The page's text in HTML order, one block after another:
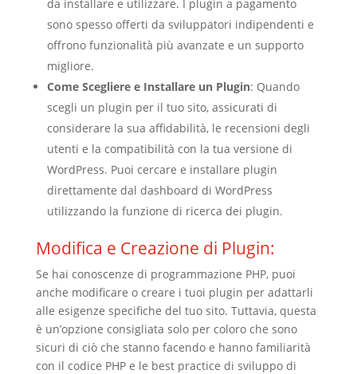
da installare e utilizzare. I plugin a pagamento
sono spesso offerti da sviluppatori indipendenti e
offrono funzionalità più avanzate e un supporto
migliore.
Come Scegliere e Installare un Plugin: Quando
scegli un plugin per il tuo sito, assicurati di
considerare la sua affidabilità, le recensioni degli
utenti e la compatibilità con la tua versione di
WordPress. Puoi cercare e installare plugin
direttamente dal dashboard di WordPress
utilizzando la funzione di ricerca dei plugin.
Modifica e Creazione di Plugin:
Se hai conoscenze di programmazione PHP, puoi
anche modificare o creare i tuoi plugin per adattarli
alle esigenze specifiche del tuo sito. Tuttavia, questa
è un’opzione consigliata solo per coloro che sono
sicuri di ciò che stanno facendo e hanno familiarità
con il codice PHP e le best practice di sviluppo di